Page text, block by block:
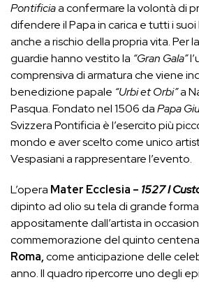
Pontificiaa confermare la volontà di
difendere il Papa in carica e tutti i
anche a rischio della propria vita. Per
guardie hanno vestito la “Gran Gala”
comprensiva di armatura che viene
benedizione papale “Urbi et Orbi”a
Pasqua. Fondato nel 1506 daPapa
Svizzera Pontificia è l’esercito più
mondo e aver scelto come unico
Vespasiani a rappresentare l’evento.
L’opera Mater Ecclesia – 1527 I
dipinto ad olio su tela di grande
appositamente dall’artista in
commemorazione del quinto
Roma,come anticipazione delle
anno. Il quadro ripercorre uno degli